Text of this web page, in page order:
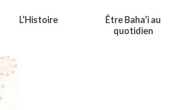
L’Histoire
Être Baha’i au
quotidien